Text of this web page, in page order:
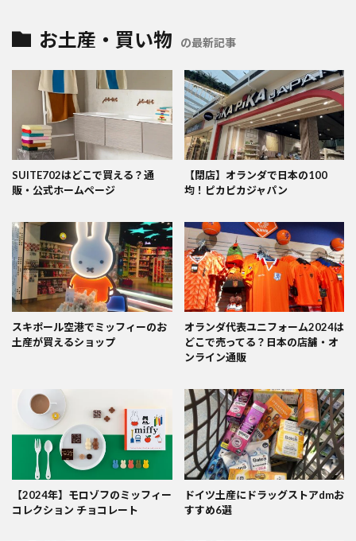
お土産・買い物 の最新記事
SUITE702はどこで買える？通
販・公式ホームページ
【閉店】オランダで日本の100
均！ピカピカジャパン
スキポール空港でミッフィーのお
土産が買えるショップ
オランダ代表ユニフォーム2024は
どこで売ってる？日本の店舗・オ
ンライン通販
【2024年】モロゾフのミッフィー
コレクション チョコレート
ドイツ土産にドラッグストアdmお
すすめ6選